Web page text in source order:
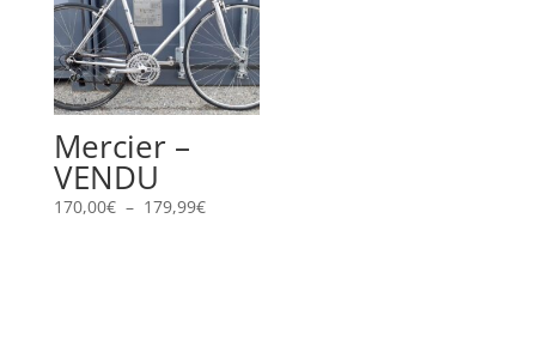
Mercier –
VENDU
170,00€ – 179,99€Plage